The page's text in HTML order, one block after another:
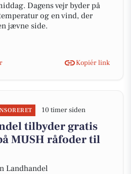
Dagens vejr byder på
og en vind, der
jævne side.
Kopiér link
10 timer siden
tilbyder gratis
MUSH råfoder til
Landhandel